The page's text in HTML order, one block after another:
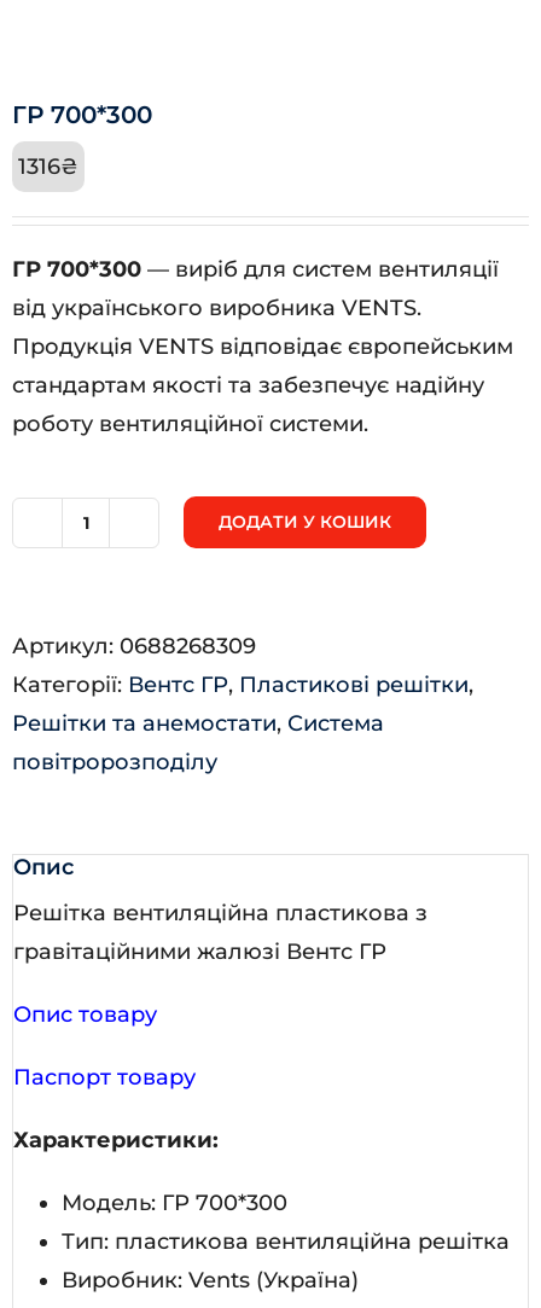
ГР 700*300
1316₴
ГР 700*300 — виріб для систем вентиляції
від українського виробника VENTS.
Продукція VENTS відповідає європейським
стандартам якості та забезпечує надійну
роботу вентиляційної системи.
ДОДАТИ У КОШИК
Артикул: 0688268309
Категорії: Вентс ГР, Пластикові решітки,
Решітки та анемостати, Система
повітророзподілу
Опис
Решітка вентиляційна пластикова з
гравітаційними жалюзі Вентс ГР
Опис товару
Паспорт товару
Характеристики:
Модель: ГР 700*300
Тип: пластикова вентиляційна решітка
Виробник: Vents (Україна)